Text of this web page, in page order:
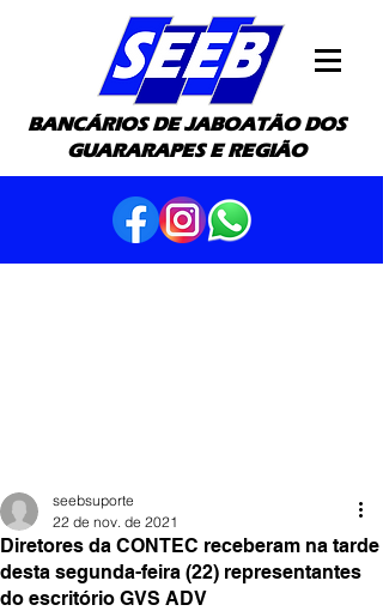
BANCÁRIOS DE JABOATÃO DOS
GUARARAPES E REGIÃO
Diretores da CONTEC receberam na tarde
desta segunda-feira (22) representantes
do escritório GVS ADV
seebsuporte
22 de nov. de 2021